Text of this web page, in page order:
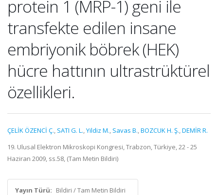
protein 1 (MRP-1) geni ile
transfekte edilen insane
embriyonik böbrek (HEK)
hücre hattının ultrastrüktürel
özellikleri.
ÇELİK ÖZENCİ Ç., SATI G. L.,Yildiz M., Savas B.,BOZCUK H. Ş.,DEMİR R.
19. Ulusal Elektron Mikroskopi Kongresi, Trabzon, Türkiye, 22 - 25
Haziran 2009, ss.58, (Tam Metin Bildiri)
Yayın Türü: Bildiri / Tam Metin Bildiri